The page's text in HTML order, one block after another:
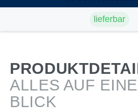
lieferbar
ALLES AUF
BLICK